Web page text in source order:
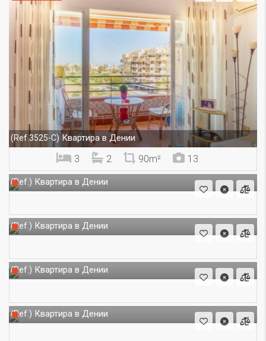
(Ref.3525-C) Квартира в Дении
3 2 90m² 13
(Ref.) Квартира в Дении
(Ref.) Квартира в Дении
(Ref.) Квартира в Дении
(Ref.) Квартира в Дении